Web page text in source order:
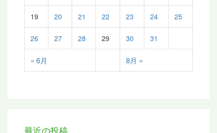
« 6月 8月 »
19 20 21 22 23 24 25
26 27 28 29 30 31
最近の投稿